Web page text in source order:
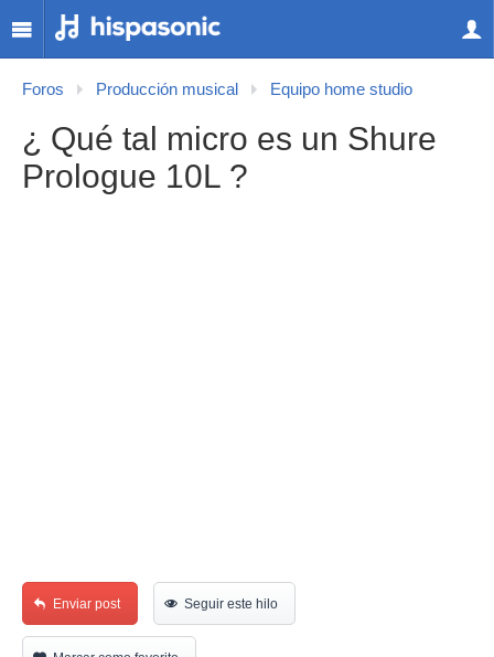
Foros Producción musical Equipo home studio
¿ Qué tal micro es un Shure
Prologue 10L ?
Enviar post Seguir este hilo